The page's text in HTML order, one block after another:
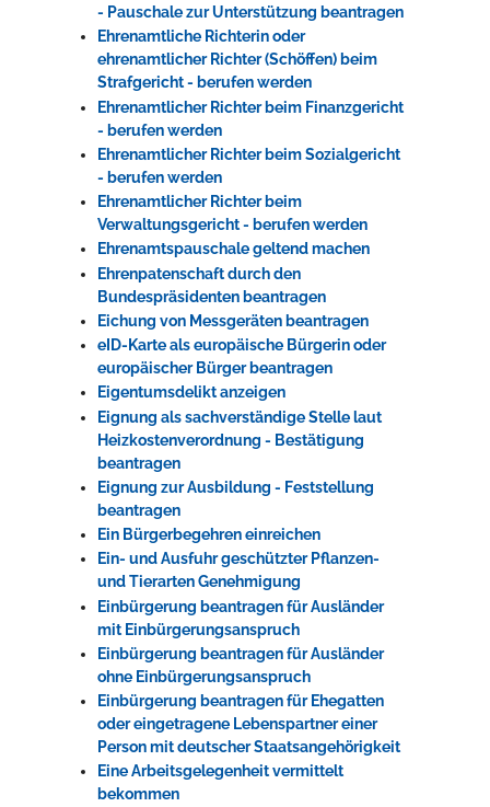
- Pauschale zur Unterstützung beantragen
Ehrenamtliche Richterin oder
ehrenamtlicher Richter (Schöffen) beim
Strafgericht - berufen werden
Ehrenamtlicher Richter beim Finanzgericht
- berufen werden
Ehrenamtlicher Richter beim Sozialgericht
- berufen werden
Ehrenamtlicher Richter beim
Verwaltungsgericht - berufen werden
Ehrenamtspauschale geltend machen
Ehrenpatenschaft durch den
Bundespräsidenten beantragen
Eichung von Messgeräten beantragen
eID-Karte als europäische Bürgerin oder
europäischer Bürger beantragen
Eigentumsdelikt anzeigen
Eignung als sachverständige Stelle laut
Heizkostenverordnung - Bestätigung
beantragen
Eignung zur Ausbildung - Feststellung
beantragen
Ein Bürgerbegehren einreichen
Ein- und Ausfuhr geschützter Pflanzen-
und Tierarten Genehmigung
Einbürgerung beantragen für Ausländer
mit Einbürgerungsanspruch
Einbürgerung beantragen für Ausländer
ohne Einbürgerungsanspruch
Einbürgerung beantragen für Ehegatten
oder eingetragene Lebenspartner einer
Person mit deutscher Staatsangehörigkeit
Eine Arbeitsgelegenheit vermittelt
bekommen